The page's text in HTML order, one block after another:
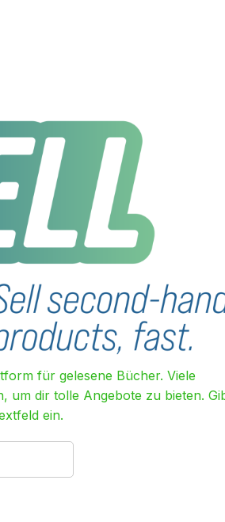
für gelesene Bücher. Viele
um dir tolle Angebote zu bieten.
ein.